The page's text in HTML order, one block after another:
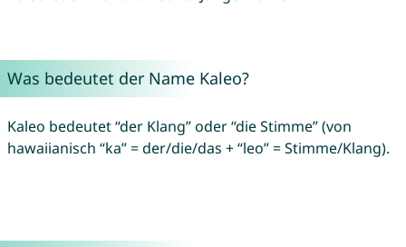
Was bedeutet der Name Kaleo?
Kaleo bedeutet “der Klang” oder “die Stimme” (von
hawaiianisch “ka” = der/die/das + “leo” = Stimme/Klang).